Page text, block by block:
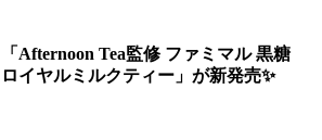
「Afternoon Tea監修 ファミマル 黒糖
ロイヤルミルクティー」が新発売✨